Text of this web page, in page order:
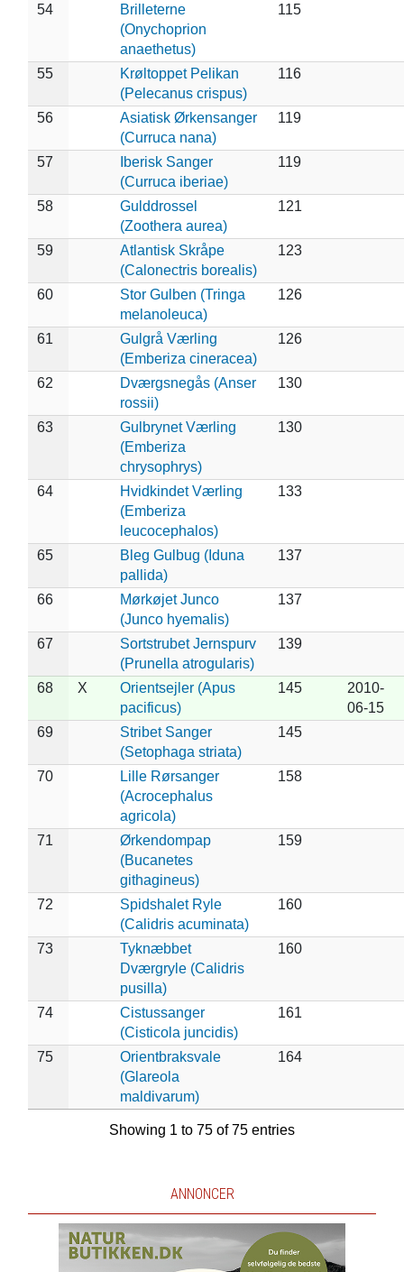
54
Brilleterne
(Onychoprion
anaethetus)
115
55
Krøltoppet Pelikan
(Pelecanus crispus)
116
56
Asiatisk Ørkensanger
(Curruca nana)
119
57
Iberisk Sanger
(Curruca iberiae)
119
58
Gulddrossel
(Zoothera aurea)
121
59
Atlantisk Skråpe
(Calonectris borealis)
123
60
Stor Gulben (Tringa
melanoleuca)
126
61
Gulgrå Værling
(Emberiza cineracea)
126
62
Dværgsnegås (Anser
rossii)
130
63
Gulbrynet Værling
(Emberiza
chrysophrys)
130
64
Hvidkindet Værling
(Emberiza
leucocephalos)
133
65
Bleg Gulbug (Iduna
pallida)
137
66
Mørkøjet Junco
(Junco hyemalis)
137
67
Sortstrubet Jernspurv
(Prunella atrogularis)
139
68 X
Orientsejler (Apus
pacificus)
145
2010-
06-15
69
Stribet Sanger
(Setophaga striata)
145
70
Lille Rørsanger
(Acrocephalus
agricola)
158
71
Ørkendompap
(Bucanetes
githagineus)
159
72
Spidshalet Ryle
(Calidris acuminata)
160
73
Tyknæbbet
Dværgryle (Calidris
pusilla)
160
74
Cistussanger
(Cisticola juncidis)
161
75
Orientbraksvale
(Glareola
maldivarum)
164
Showing 1 to 75 of 75 entries
ANNONCER